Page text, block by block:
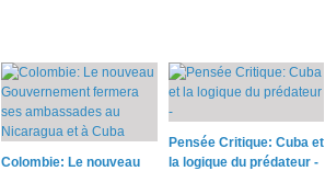
Colombie: Le nouveau
Pensée Critique: Cuba et
la logique du prédateur -